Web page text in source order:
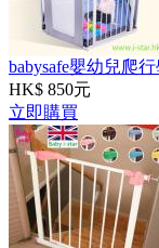
babysafe嬰幼兒爬
HK$ 850元
立即購買